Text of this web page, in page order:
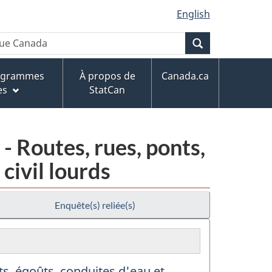
English
À propos de
StatCan
Canada.ca
Routes, rues, ponts,
civil lourds
Enquête(s) reliée(s)